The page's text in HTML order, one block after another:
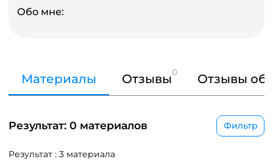
Обо мне:
Материалы Отзывы0 Отзывы об
Результат: 0 материалов Фильтр
Результат : 3 материала